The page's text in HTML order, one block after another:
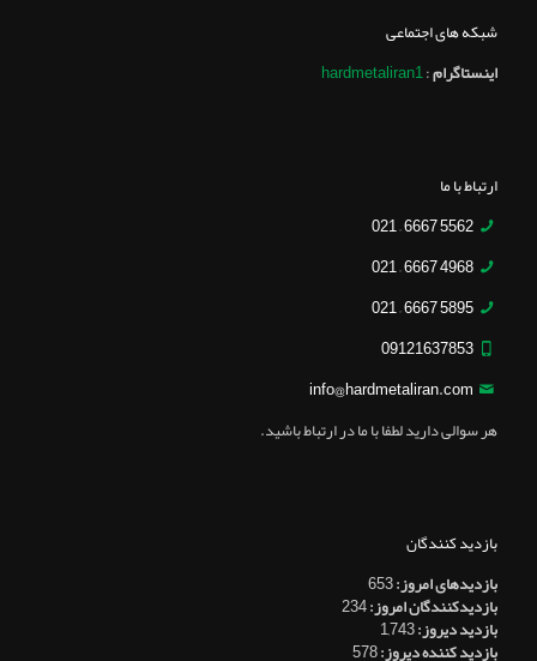
شبکه های اجتماعی
اینستاگرام:
hardmetaliran1
ارتباط با ما
5562 6667 – 021
4968 6667 – 021
5895 6667 – 021
09121637853
info@hardmetaliran.com
هر سوالی دارید لطفا با ما در ارتباط باشید.
بازدید کنندگان
بازدیدهای امروز:653
بازدیدکنندگان امروز:234
بازدید دیروز:1,743
بازدید کننده دیروز:578